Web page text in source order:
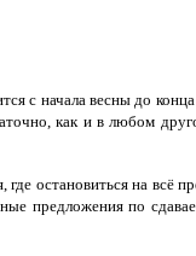
с начала весны до
как и в любом
остановиться на всё
предложения по